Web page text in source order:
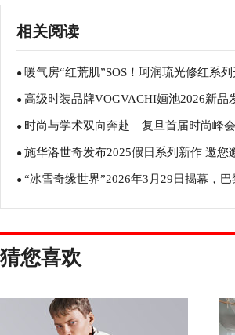
相关阅读
● 暖气房“红荒肌”SOS！珂润琉光修红系
● 高级时装品牌VOGVACHI婳池2026新品
大湾区艺术中心举办
● 时尚与学术双向奔赴｜复旦首届时尚峰
学与穿搭新灵感
● 施华洛世奇发布2025假日系列新作 邀您
● “冰雪奇缘世界”2026年3月29日揭幕，
舰园区正式开放
猜您喜欢